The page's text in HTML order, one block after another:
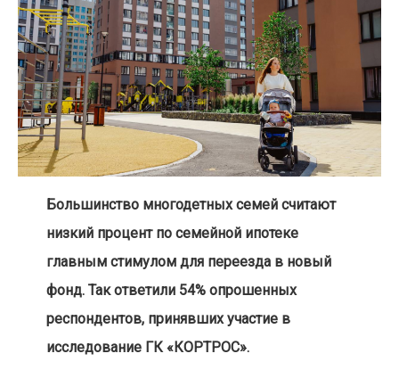
Большинство многодетных семей считают
низкий процент по семейной ипотеке
главным стимулом для переезда в новый
фонд. Так ответили 54% опрошенных
респондентов, принявших участие в
исследование ГК «КОРТРОС».